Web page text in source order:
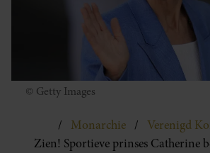
© Getty Images
Monarchie
Verenigd
Zien! Sportieve prinses Catherine